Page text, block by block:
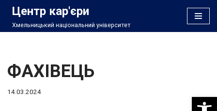
Перейти
Центр кар'єри
Хмельницький національний університет
ФАХІВЕЦЬ
14.03.2024